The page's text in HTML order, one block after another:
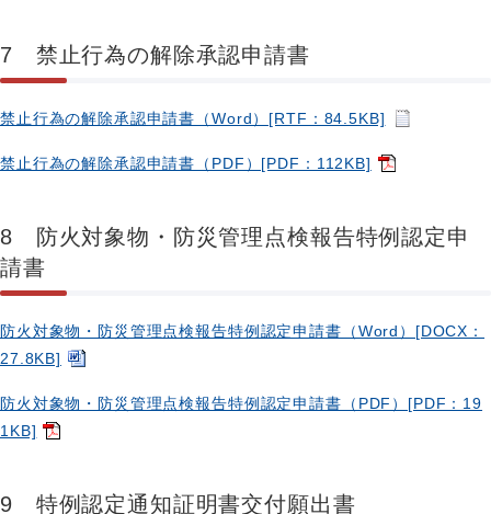
7 禁止行為の解除承認申請書
禁止行為の解除承認申請書（Word）[RTF：84.5KB]
禁止行為の解除承認申請書（PDF）[PDF：112KB]
8 防火対象物・防災管理点検報告特例認定申
請書
防火対象物・防災管理点検報告特例認定申請書（Word）[DOCX：
27.8KB]
防火対象物・防災管理点検報告特例認定申請書（PDF）[PDF：19
1KB]
9 特例認定通知証明書交付願出書